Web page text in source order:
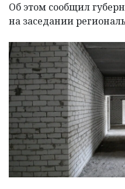
Об этом сообщил
на заседании